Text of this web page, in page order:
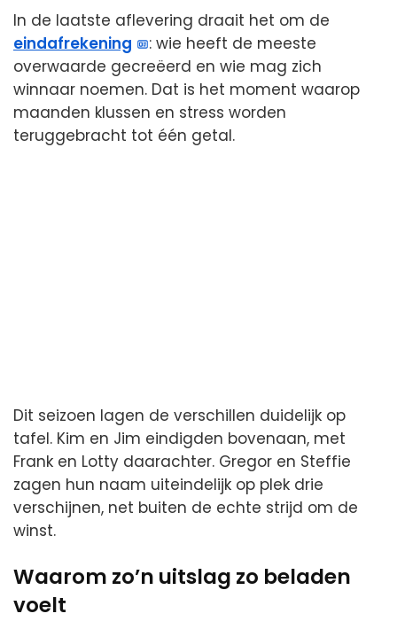
In de laatste aflevering draait het om de
eindafrekening
: wie heeft de meeste
overwaarde gecreëerd en wie mag zich
winnaar noemen. Dat is het moment waarop
maanden klussen en stress worden
teruggebracht tot één getal.
Dit seizoen lagen de verschillen duidelijk op
tafel. Kim en Jim eindigden bovenaan, met
Frank en Lotty daarachter. Gregor en Steffie
zagen hun naam uiteindelijk op plek drie
verschijnen, net buiten de echte strijd om de
winst.
Waarom zo’n uitslag zo beladen
voelt